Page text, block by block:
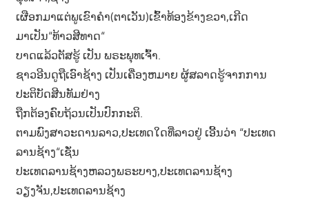
ເຜືອກມາແຕ່ພູເຂົາຄຳ(ຕາເວັນ)ເຂົ້າທ້ອງຂ້າງຂວາ,ເກີດ
ມາເປັນ“ທ້າວສີທາດ“
ບາດແລ້ວຕັສຮູ້ ເປັນ ພຣະພຸທເຈົ້າ.
ຊາວອີນດູຖືເອົາຊ້າງ ເປັນເຄື່ອງຫມາຍ ຜູ້ສລາດຮູ້ຈາກການ
ປະຕິບັດສີນທັມຢ່າງ
ຖືກຕ້ອງຄົບຖ້ວນເປັນປົກກະຕິ.
ຕາມພົງສາວະດານລາວ,ປະເທດໃດທີ່ລາວຢູ່ ເອີ້ນວ່າ “ປະເທດ
ລານຊ້າງ“ເຊັ່ນ
ປະເທດລານຊ້າງຫລວງພຣະບາງ,ປະເທດລານຊ້າງ
ວຽງຈັນ,ປະເທດລານຊ້າງ